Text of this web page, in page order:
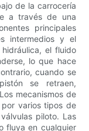
de la carrocería
a través de una
principales
intermedios y el
el fluido
lo que hace
cuando se
se retraen,
mecanismos de
varios tipos de
piloto. Las
fluya en cualquier